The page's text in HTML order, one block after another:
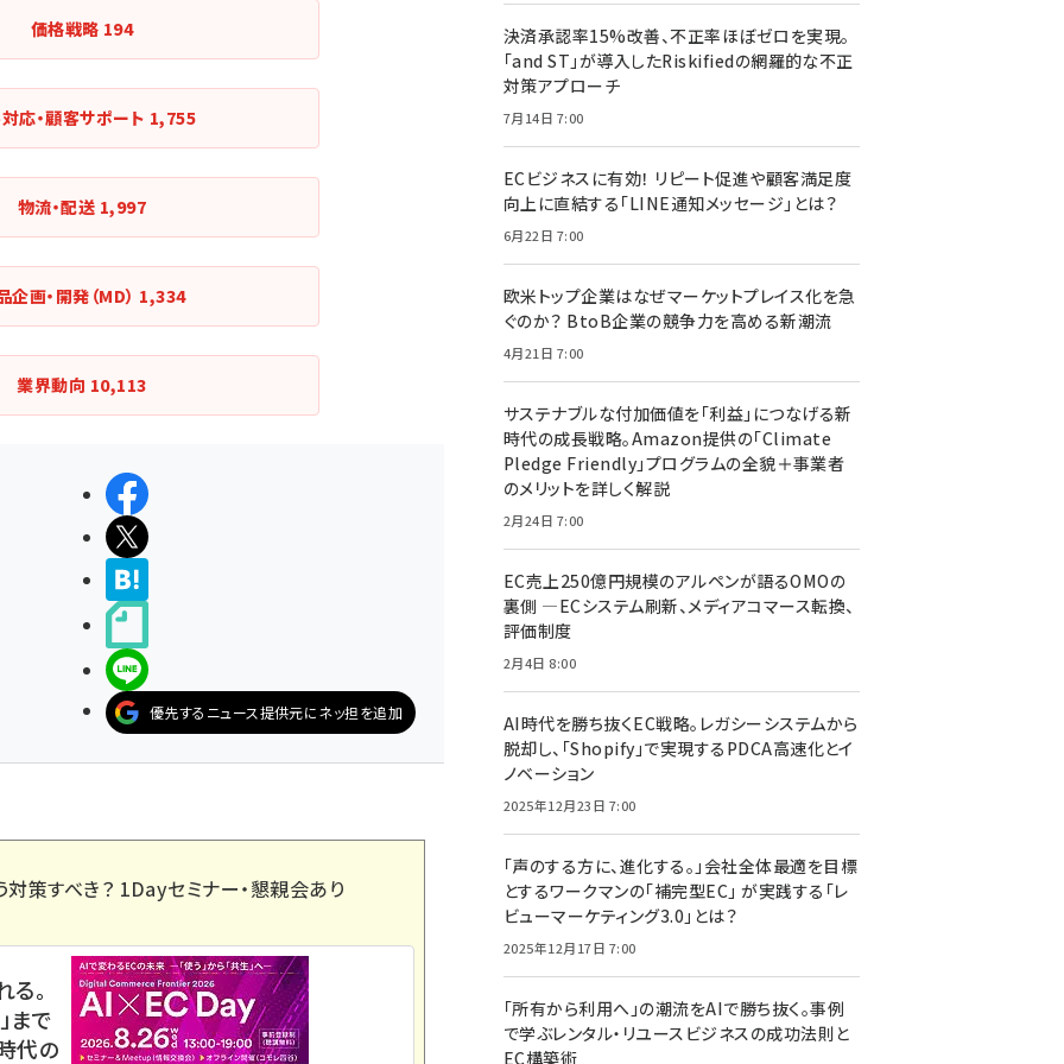
価格戦略 194
応・顧客サポート 1,755
物流・配送 1,997
企画・開発（MD） 1,334
業界動向 10,113
優先するニュース提供元にネッ担を追加
策すべき？ 1Dayセミナー・懇親会あり
。
まで
代の
決済承認率15%改善、不正率ほぼゼロを実現。
「and ST」が導入したRiskifiedの網羅的な不正
対策アプローチ
7月14日 7:00
ECビジネスに有効！ リピート促進や顧客満足度
向上に直結する「LINE通知メッセージ」とは？
6月22日 7:00
欧米トップ企業はなぜマーケットプレイス化を急
ぐのか？ BtoB企業の競争力を高める新潮流
4月21日 7:00
サステナブルな付加価値を「利益」につなげる新
時代の成長戦略。Amazon提供の「Climate
Pledge Friendly」プログラムの全貌＋事業者
のメリットを詳しく解説
2月24日 7:00
EC売上250億円規模のアルペンが語るOMOの
裏側 ―ECシステム刷新、メディアコマース転換、
評価制度
2月4日 8:00
AI時代を勝ち抜くEC戦略。レガシーシステムから
脱却し、「Shopify」で実現するPDCA高速化とイ
ノベーション
2025年12月23日 7:00
「声のする方に、進化する。」会社全体最適を目標
とするワークマンの「補完型EC」 が実践する「レ
ビューマーケティング3.0」とは？
2025年12月17日 7:00
「所有から利用へ」の潮流をAIで勝ち抜く。事例
で学ぶレンタル・リユースビジネスの成功法則と
EC構築術